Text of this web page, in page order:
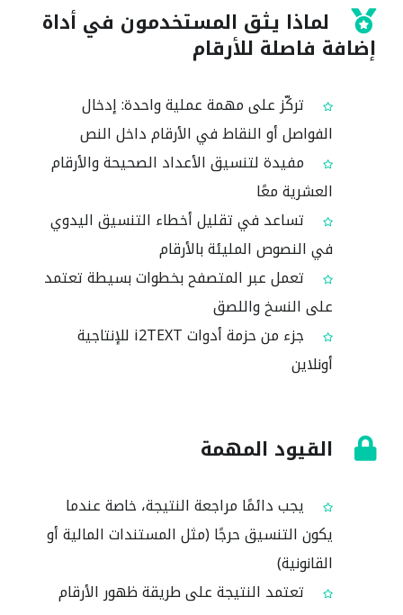
لماذا يثق المستخدمون في أداة
إضافة فاصلة للأرقام
تركّز على مهمة عملية واحدة: إدخال
الفواصل أو النقاط في الأرقام داخل النص
مفيدة لتنسيق الأعداد الصحيحة والأرقام
العشرية معًا
تساعد في تقليل أخطاء التنسيق اليدوي
في النصوص المليئة بالأرقام
تعمل عبر المتصفح بخطوات بسيطة تعتمد
على النسخ واللصق
جزء من حزمة أدوات i2TEXT للإنتاجية
أونلاين
القيود المهمة
يجب دائمًا مراجعة النتيجة، خاصة عندما
يكون التنسيق حرجًا (مثل المستندات المالية أو
القانونية)
تعتمد النتيجة على طريقة ظهور الأرقام